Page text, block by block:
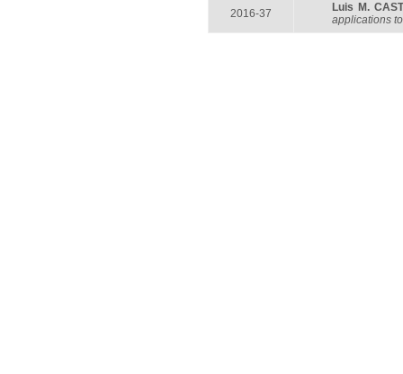
2016-37
Luis M.
applications